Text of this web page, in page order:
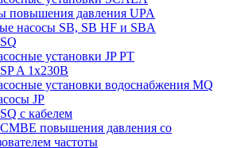
повышения давления UPA
насосы SB, SB HF и SBA
установки JP PT
A 1x230В
установки водоснабжения MQ
JP
с кабелем
повышения давления со
частоты